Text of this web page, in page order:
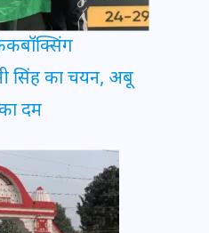
सिंह का चयन, अबू
दम